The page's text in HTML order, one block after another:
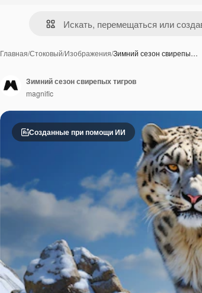
Главная/Стоковый/Изображения/Зимний сезон свирепы…
Созданные при помощи ИИ
Зимний сезон свирепых тигров
magnific